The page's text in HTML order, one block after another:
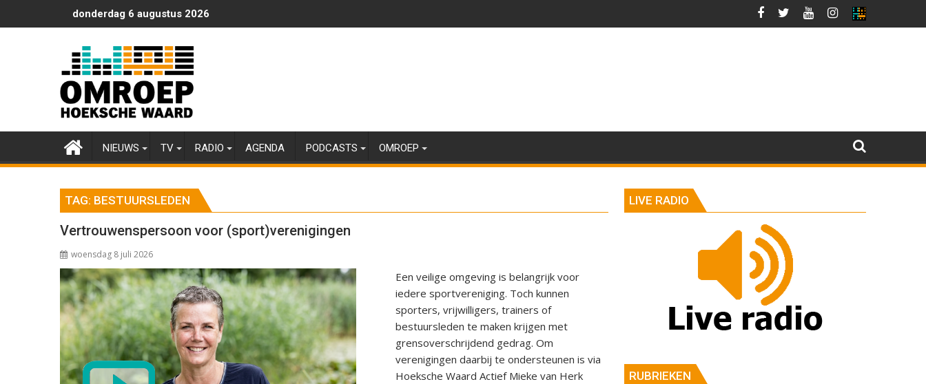
naar
donderdag 6 augustus 2026
NIEUWS TV RADIO AGENDA PODCASTS OMROEP
TAG: BESTUURSLEDEN
Vertrouwenspersoon voor (sport)verenigingen
woensdag 8 juli 2026
Een veilige omgeving is belangrijk voor
iedere sportvereniging. Toch kunnen
sporters, vrijwilligers, trainers of
bestuursleden te maken krijgen met
grensoverschrijdend gedrag. Om
verenigingen daarbij te ondersteunen is via
Hoeksche Waard Actief Mieke van Herk
LIVE RADIO
RUBRIEKEN